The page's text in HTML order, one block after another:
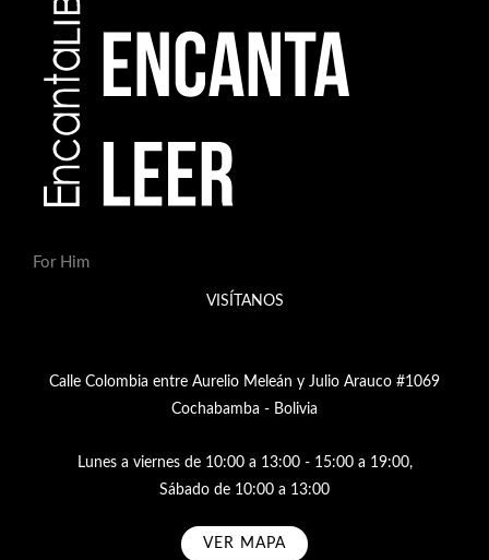
For Him
VISÍTANOS
Calle Colombia entre Aurelio Meleán y Julio Arauco #1069
Cochabamba - Bolivia
Lunes a viernes de 10:00 a 13:00 - 15:00 a 19:00,
Sábado de 10:00 a 13:00
VER MAPA